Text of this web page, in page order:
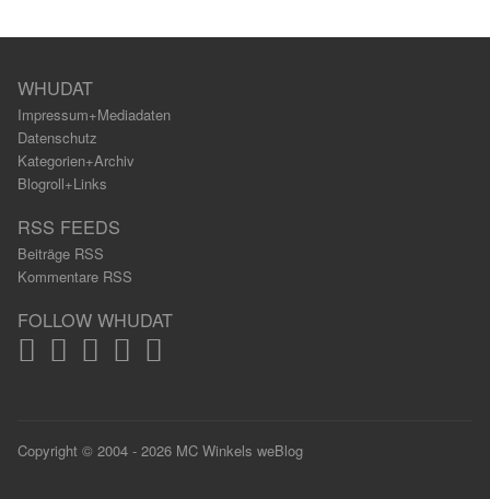
WHUDAT
Impressum+Mediadaten
Datenschutz
Kategorien+Archiv
Blogroll+Links
RSS FEEDS
Beiträge RSS
Kommentare RSS
FOLLOW WHUDAT
Copyright © 2004 - 2026 MC Winkels weBlog